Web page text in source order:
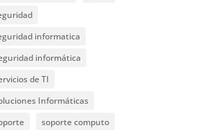
informatica
informática
de TI
Informáticas
soporte computo